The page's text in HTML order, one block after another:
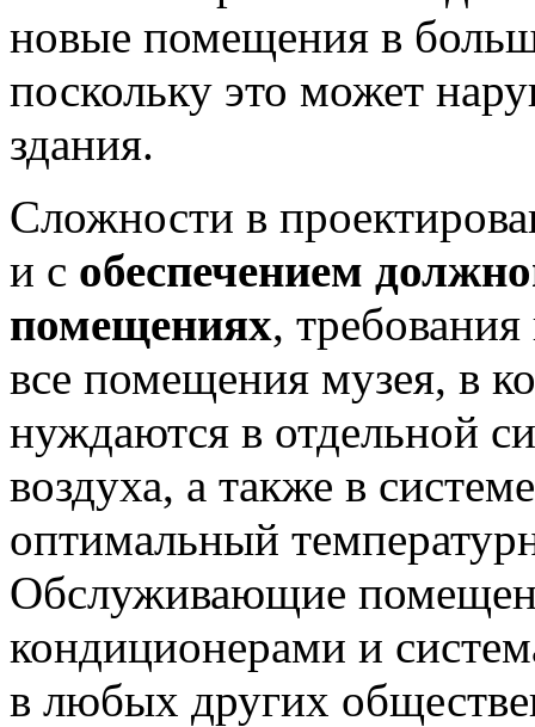
новые помещения в
поскольку это может
здания.
Сложности в
и с обеспечением
помещениях,
все помещения музея, в
нуждаются в отдельной
воздуха, а также в
оптимальный
Обслуживающие
кондиционерами и
в любых других